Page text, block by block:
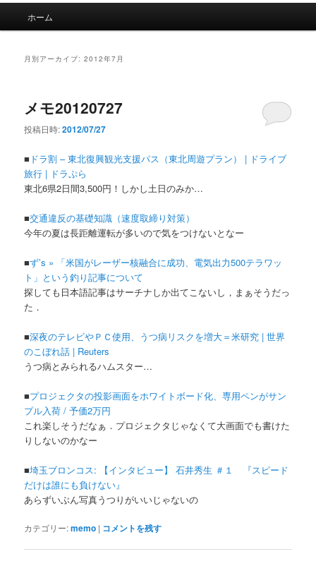
ホーム
月別アーカイブ:2012年7月
メモ20120727
投稿日時:2012/07/27
■ ドラ割 – 東北復興観光支援パス（東北周遊プラン） | ドライブ
旅行 | ドラぷら
東北6県2日間3,500円！しかし土日のみか…
■交通違反の基礎知識（速度取締り対策）
今年の夏は長距離運転が多いので気をつけないとなー
■ず’s » 「米国がレーザー核融合に成功、電気出力500テラワッ
ト」という釣り記事について
探しても日本語記事はサーチナしか出てこないし，まぁそうだっ
た．
■深夜のテレビやＰＣ使用、うつ病リスクを増大＝米研究 | 世界
のこぼれ話 | Reuters
うつ病とみられるハムスター…
■プロジェクタの投影画面をホワイトボード化、専用ペンがサン
プル入荷 / 予価2万円
これ楽しそうだなぁ．プロジェクタじゃなくて大画面でも書けた
りしないのかなー
■埼玉ブロンコス: 【インタビュー】 石井秀生 ＃１ 『スピード
だけは誰にも負けない』
あらずいぶん写真うつりがいいじゃないの
カテゴリー:memo | コメントを残す